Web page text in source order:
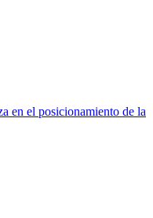
en el posicionamiento de la